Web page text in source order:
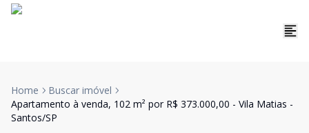
Home
Buscar imóvel
Apartamento à venda, 102 m² por R$ 373.000,00 - Vila Matias -
Santos/SP